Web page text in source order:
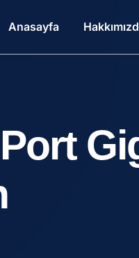
Anasayfa